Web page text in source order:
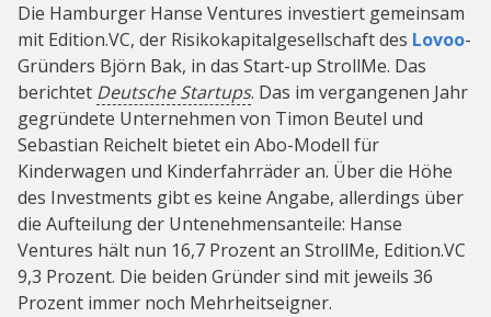
Die Hamburger Hanse Ventures investiert gemeinsam
mit Edition.VC, der Risikokapitalgesellschaft des Lovoo-
Gründers Björn Bak, in das Start-up StrollMe. Das
berichtet Deutsche Startups. Das im vergangenen Jahr
gegründete Unternehmen von Timon Beutel und
Sebastian Reichelt bietet ein Abo-Modell für
Kinderwagen und Kinderfahrräder an. Über die Höhe
des Investments gibt es keine Angabe, allerdings über
die Aufteilung der Untenehmensanteile: Hanse
Ventures hält nun 16,7 Prozent an StrollMe, Edition.VC
9,3 Prozent. Die beiden Gründer sind mit jeweils 36
Prozent immer noch Mehrheitseigner.